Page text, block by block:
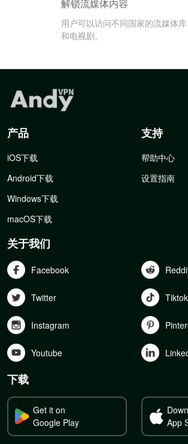
解锁流媒体内容
用户可以访问不同国家的流媒体
和电视剧。
产品
iOS下载
Android下载
Windows下载
macOS下载
支持
帮助中心
设置指南
关于我们
Facebook
Twitter Tiktok
Instagram
Youtube
下载
Get it on
Google Play
App